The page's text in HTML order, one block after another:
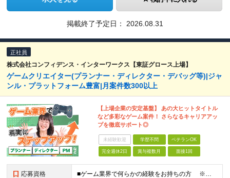
掲載終了予定日： 2026.08.31
正社員
株式会社コンフィデンス・インターワークス【東証グロース上場】
ゲームクリエイター(プランナー・ディレクター・デバッグ等)|ジャ
ンル・プラットフォーム豊富|月案件数300以上
【上場企業の安定基盤】 あの大ヒットタイトル
など多彩なゲーム案件！ さらなるキャリアアッ
プを徹底サポート◎
未経験歓迎 学歴不問 ベテランOK
完全週休2日 賞与複数月 面接1回
応募資格 ■ゲーム業界で何らかの経験をお持ちの方 ※直近のご経歴がゲーム業界の方は面接確約 ※下記のような業界で実務経験をお持ちの方もスキルを活かせます。 （アニメ・マンガ・テレビ・配信・映像・Webおよ